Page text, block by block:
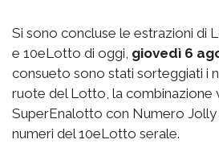
Si sono concluse le estrazioni di
e 10eLotto di oggi, giovedì 6
consueto sono stati sorteggiati i
ruote del Lotto, la combinazione
SuperEnalotto con Numero Jolly
numeri del 10eLotto serale.